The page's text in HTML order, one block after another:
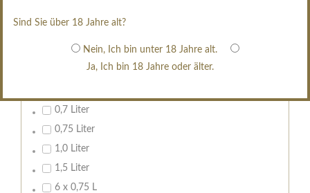
Sind Sie über 18 Jahre alt?
Nein, Ich bin unter 18 Jahre alt.
Ja, Ich bin 18 Jahre oder älter.
weißgekeltert
0,7 Liter
0,75 Liter
1,0 Liter
1,5 Liter
6 x 0,75 L